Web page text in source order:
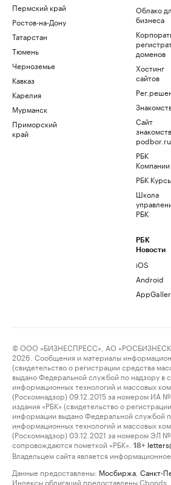
Пермский край
Ростов-на-Дону
Татарстан
Тюмень
Черноземье
Кавказ
Карелия
Мурманск
Приморский
край
Облако
бизнеса
доменов
Хостинг
сайтов
Сайт
знакомств
podbor.ru
РБК
Компании
РБК
Школа
РБК
РБК
Новости
iOS
Android
© ООО «БИЗНЕСПРЕСС», АО
2026. Сообщения и материалы
(свидетельство о регистрации средства
выдано Федеральной службой по надзору в
информационных технологий и массовых
(Роскомнадзор) 09.12.2015 за номером ИА
издания «РБК» (свидетельство о
информации выдано Федеральной службой
информационных технологий и массовых
(Роскомнадзор) 03.12.2021 за номером ЭЛ
сопровождаются пометкой «РБК».
18+
Владельцем сайта является информационное
Данные предоставлены: Мосбиржа Санкт-
Индексы облигаций предоставлены Cbonds.